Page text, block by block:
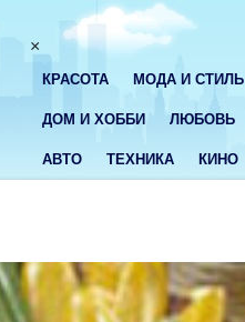
×
КРАСОТА МОДА И СТИЛЬ
ДОМ И ХОББИ ЛЮБОВЬ
АВТО ТЕХНИКА КИНО